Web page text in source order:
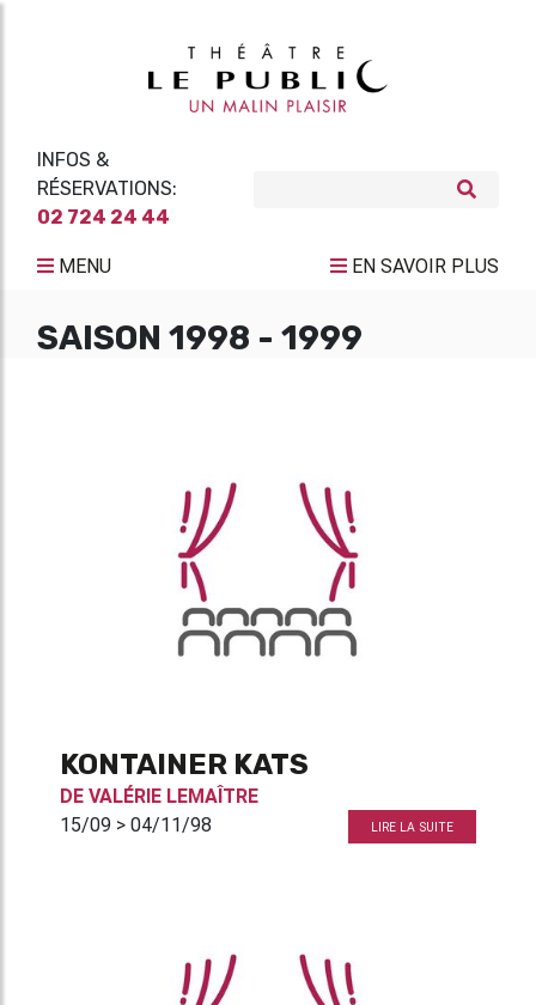
INFOS &
RÉSERVATIONS:
02 724 24 44
MENU EN SAVOIR PLUS
SAISON 1998 - 1999
KONTAINER KATS
DE VALÉRIE LEMAÎTRE
15/09 > 04/11/98
LIRE LA SUITE